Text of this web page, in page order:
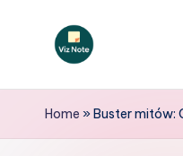
V
iz
Home »Buster mitów: